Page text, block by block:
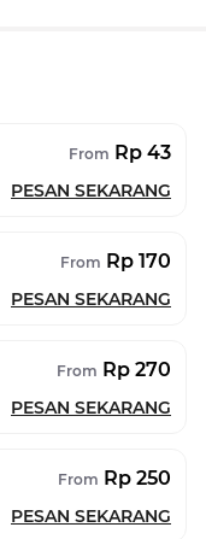
From Rp 43
PESAN SEKARANG
From Rp 170
PESAN SEKARANG
From Rp 270
PESAN SEKARANG
From Rp 250
PESAN SEKARANG